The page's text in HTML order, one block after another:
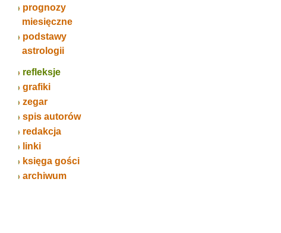
prognozy
miesięczne
podstawy
astrologii
refleksje
grafiki
zegar
spis autorów
redakcja
linki
księga gości
archiwum